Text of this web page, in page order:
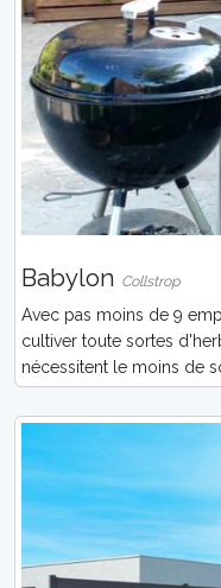
Babylon Collstrop
Avec pas moins de 9
cultiver toute sortes
nécessitent le moins de